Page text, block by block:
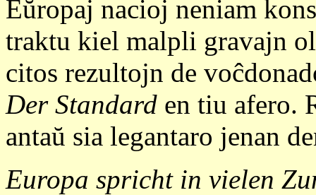
Eŭropaj nacioj neniam
traktu kiel malpli gravajn
citos rezultojn de
Der Standard en tiu afero.
antaŭ sia legantaro jenan
Europa spricht in vielen